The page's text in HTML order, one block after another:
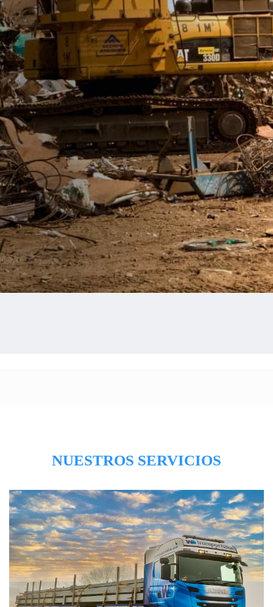
NUESTROS SERVICIOS